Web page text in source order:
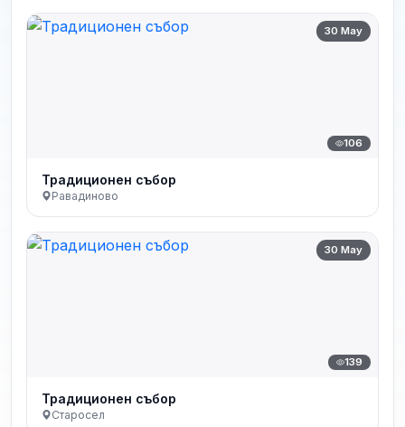
30 May
106
Традиционен събор
Равадиново
30 May
139
Традиционен събор
Старосел